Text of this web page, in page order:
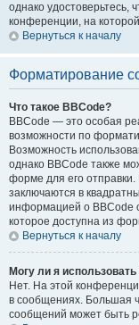
однако
конференции, на
Вернуться к началу
Форматирование
Что такое BBCode?
BBCode — это особая
возможности по
Возможность
однако BBCode также
форме для его отправки.
заключаются в
информацией о BBCode
которое доступна из
Вернуться к началу
Могу ли я использовать
Нет. На этой
в сообщениях. Большая
сообщений может быть